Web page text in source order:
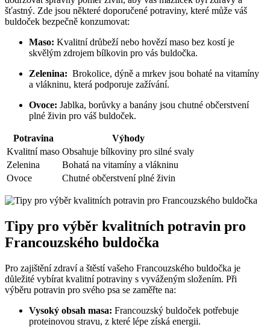
šťastný. ⁣Zde ​jsou některé doporučené potraviny, které může ​váš
buldoček bezpečně konzumovat:
Maso: Kvalitní drůbeží nebo hovězí ​maso bez kostí je
skvělým zdrojem bílkovin pro vás buldočka.
Zelenina: ⁤ Brokolice, dýně a⁣ mrkev​ jsou bohaté‍ na vitamíny
a vlákninu, která⁢ podporuje zažívání.
Ovoce: Jablka, ⁤borůvky⁤ a banány jsou chutné občerstvení
plné živin pro váš buldoček.
Potravina
Výhody
Kvalitní ⁢maso Obsahuje bílkoviny pro silné‌ svaly
Zelenina
Bohatá ‍na ​vitamíny a vlákninu
Ovoce
Chutné občerstvení‌ plné živin
Tipy pro výběr kvalitních potravin pro
Francouzského‌ buldočka
Pro ⁢zajištění zdraví a štěstí vašeho⁢ Francouzského buldočka je
důležité ​vybírat kvalitní ‌potraviny s vyváženým složením. ⁣Při
⁢výběru potravin pro svého psa ‍se zaměřte na:
Vysoký obsah masa: Francouzský buldoček potřebuje
proteinovou ⁤stravu, z které lépe získá energii.